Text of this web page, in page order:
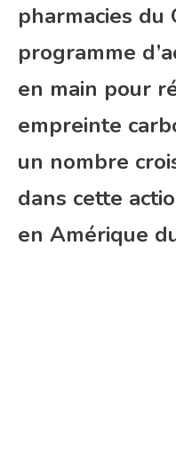
pharmacies du
programme
en main pour
empreinte
un nombre
dans cette
en Amérique